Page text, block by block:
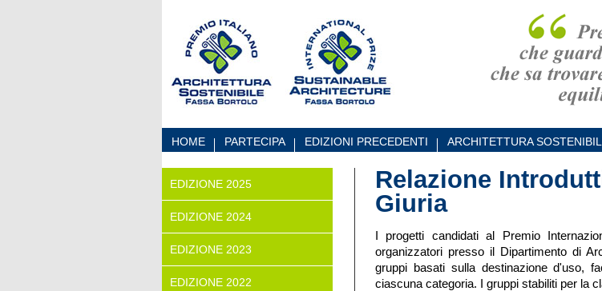
HOME PARTECIPA EDIZIONI PRECEDENTI ARCHITETTURA
Relazione
Giuria
I progetti candidati al Premio
organizzatori presso il Dipartimento di
gruppi basati sulla destinazione d'uso,
ciascuna categoria. I gruppi stabiliti per la
EDIZIONE 2025
EDIZIONE 2024
EDIZIONE 2023
EDIZIONE 2022